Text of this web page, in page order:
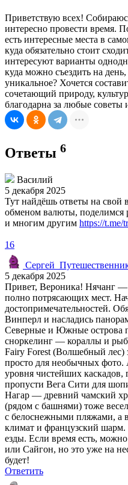
Приветствую всех!
интересно провести время.
есть интересные места в
куда обязательно стоит
интересуют варианты
куда можно съездить на
уникальное? Хочется
сочетающий природу,
благодарна за любые советы
Ответы 6
Василий
5 декабря 2025
Тут найдёшь ответы на свой
обменом валюты, поделимся
и многим другим https://t.me/
16
5 декабря 2025
Привет, Вероника! Нячанг —
полно потрясающих мест.
достопримечательностей.
Винперл и насладись
Северные и Южные острова
сноркелинг — кораллы и
Fairy Forest (Волшебный лес)
просто для необычных
уровня чистейших
пропусти Вега Сити для
Нагар — древний чамский
(рядом с башнями) тоже
с белоснежными пляжами, а
климат и французский шарм.
езды. Если время есть,
или Сайгон, но это уже на
будет!
Ответить